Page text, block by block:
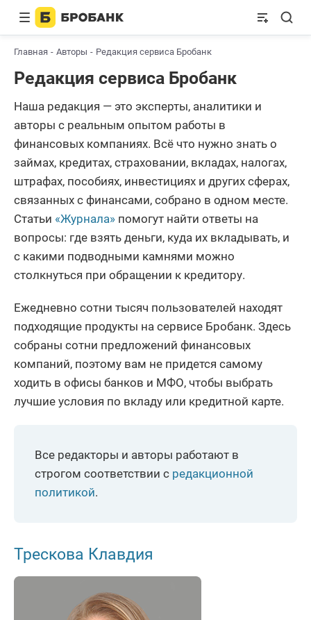
Главная Авторы Редакция сервиса Бробанк
Редакция сервиса Бробанк
Наша редакция — это эксперты, аналитики и
авторы с реальным опытом работы в
финансовых компаниях. Всё что нужно знать о
займах, кредитах, страховании, вкладах, налогах,
штрафах, пособиях, инвестициях и других сферах,
связанных с финансами, собрано в одном месте.
Статьи «Журнала» помогут найти ответы на
вопросы: где взять деньги, куда их вкладывать, и
с какими подводными камнями можно
столкнуться при обращении к кредитору.
Ежедневно сотни тысяч пользователей находят
подходящие продукты на сервисе Бробанк. Здесь
собраны сотни предложений финансовых
компаний, поэтому вам не придется самому
ходить в офисы банков и МФО, чтобы выбрать
лучшие условия по вкладу или кредитной карте.
Все редакторы и авторы работают в
строгом соответствии с редакционной
политикой.
Трескова Клавдия